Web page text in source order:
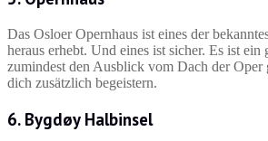
Das Osloer Opernhaus ist eines der
heraus erhebt. Und eines ist sicher. Es ist
zumindest den Ausblick vom Dach der
dich zusätzlich begeistern.
6. Bygdøy Halbinsel